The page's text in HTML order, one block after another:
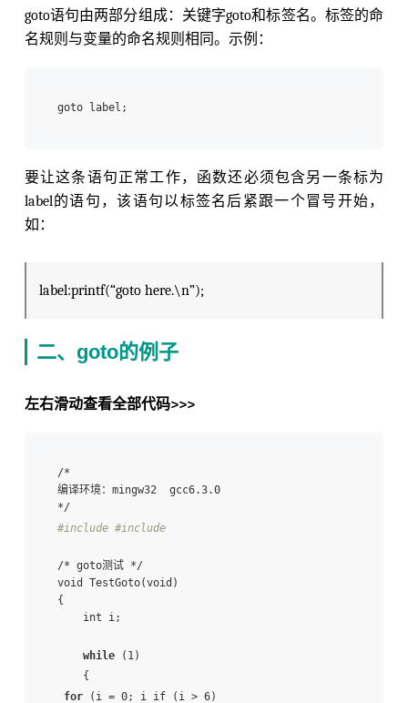
goto语句由两部分组成：关键字goto和标签名。标签的命
名规则与变量的命名规则相同。示例：
要让这条语句正常工作，函数还必须包含另一条标为
label的语句，该语句以标签名后紧跟一个冒号开始，
如：
label:printf(“goto here.\n”);
二、goto的例子
左右滑动查看全部代码>>>
/*
编译环境：mingw32  gcc6.3.0
*/
#include #include
/* goto测试 */
void TestGoto(void)
{
int i;
while (1)
{
for (i = 0; i if (i > 6)